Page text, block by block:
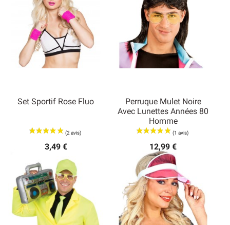
Set Sportif Rose Fluo
3,49 €
Perruque Mulet Noire
Avec Lunettes Années 80
Homme
12,99 €